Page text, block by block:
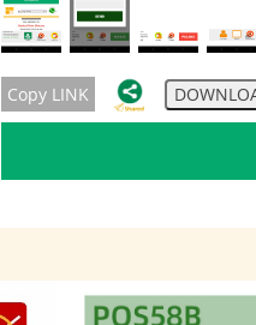
Copy LINK